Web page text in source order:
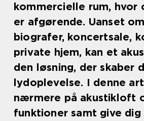
kommercielle rum, hvor
er afgørende. Uanset
biografer, koncertsale,
private hjem, kan et
den løsning, der skaber
lydoplevelse. I denne
nærmere på akustikloft
funktioner samt give dig